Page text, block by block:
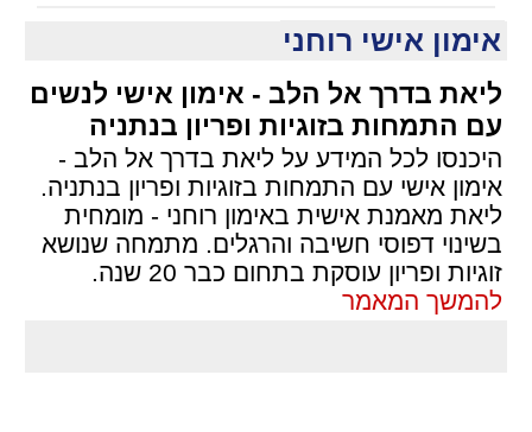
אימון אישי רוחני
ליאת בדרך אל הלב - אימון אישי לנשים
עם התמחות בזוגיות ופריון בנתניה
היכנסו לכל המידע על ליאת בדרך אל הלב -
אימון אישי עם התמחות בזוגיות ופריון בנתניה.
ליאת מאמנת אישית באימון רוחני - מומחית
בשינוי דפוסי חשיבה והרגלים. מתמחה שנושא
זוגיות ופריון עוסקת בתחום כבר 20 שנה.
להמשך המאמר